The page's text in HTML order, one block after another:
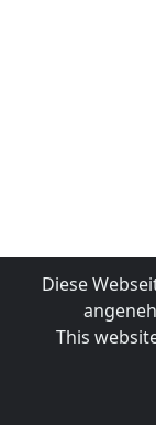
Diese
This